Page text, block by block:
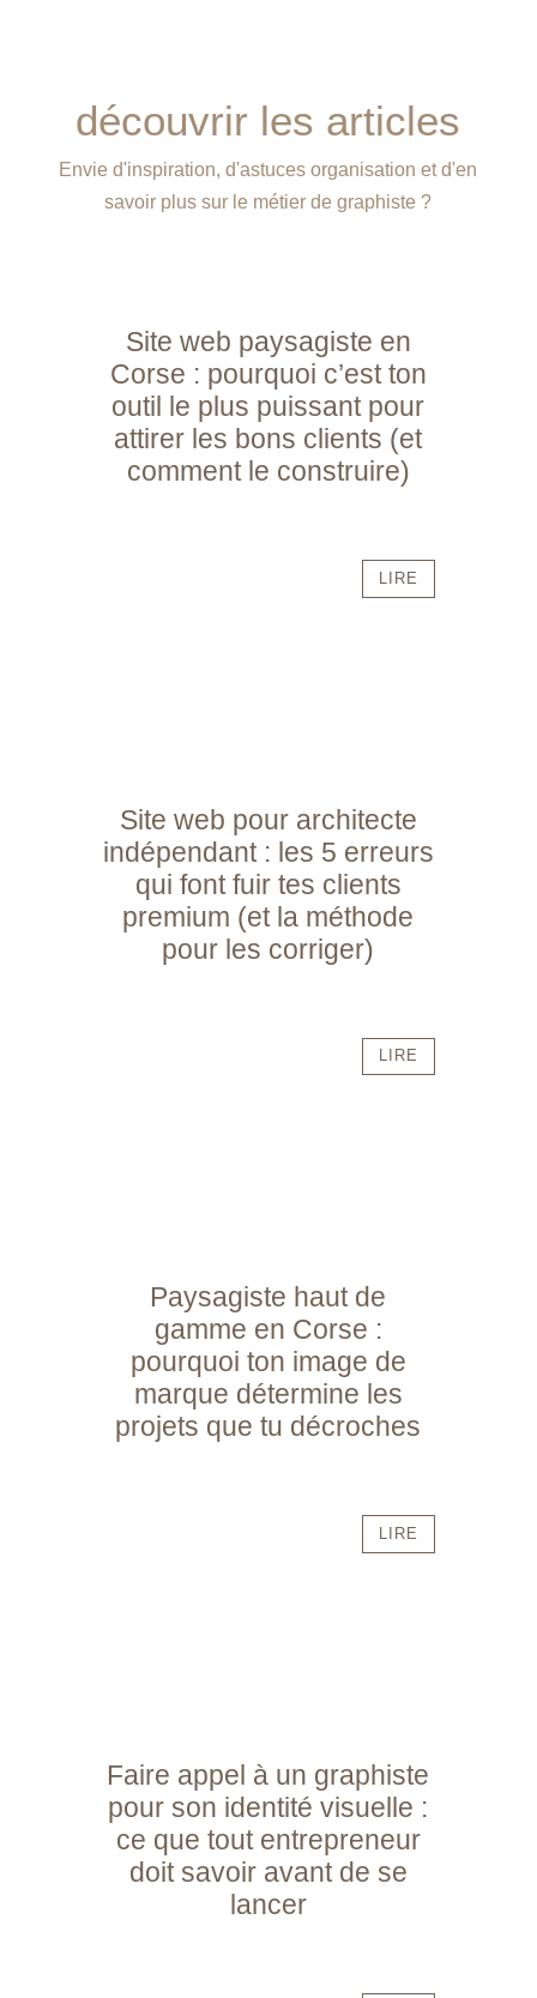
découvrir les articles
Envie d'inspiration, d'astuces organisation et d'en
savoir plus sur le métier de graphiste ?
Site web paysagiste en
Corse : pourquoi c’est ton
outil le plus puissant pour
attirer les bons clients (et
comment le construire)
LIRE
Site web pour architecte
indépendant : les 5 erreurs
qui font fuir tes clients
premium (et la méthode
pour les corriger)
LIRE
Paysagiste haut de
gamme en Corse :
pourquoi ton image de
marque détermine les
projets que tu décroches
LIRE
Faire appel à un graphiste
pour son identité visuelle :
ce que tout entrepreneur
doit savoir avant de se
lancer